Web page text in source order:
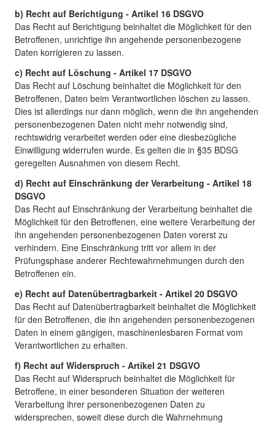
b) Recht auf Berichtigung - Artikel 16 DSGVO
Das Recht auf Berichtigung beinhaltet die Möglichkeit für den
Betroffenen, unrichtige ihn angehende personenbezogene
Daten korrigieren zu lassen.
c) Recht auf Löschung - Artikel 17 DSGVO
Das Recht auf Löschung beinhaltet die Möglichkeit für den
Betroffenen, Daten beim Verantwortlichen löschen zu lassen.
Dies ist allerdings nur dann möglich, wenn die ihn angehenden
personenbezogenen Daten nicht mehr notwendig sind,
rechtswidrig verarbeitet werden oder eine diesbezügliche
Einwilligung widerrufen wurde. Es gelten die in §35 BDSG
geregelten Ausnahmen von diesem Recht.
d) Recht auf Einschränkung der Verarbeitung - Artikel 18
DSGVO
Das Recht auf Einschränkung der Verarbeitung beinhaltet die
Möglichkeit für den Betroffenen, eine weitere Verarbeitung der
ihn angehenden personenbezogenen Daten vorerst zu
verhindern. Eine Einschränkung tritt vor allem in der
Prüfungsphase anderer Rechtewahrnehmungen durch den
Betroffenen ein.
e) Recht auf Datenübertragbarkeit - Artikel 20 DSGVO
Das Recht auf Datenübertragbarkeit beinhaltet die Möglichkeit
für den Betroffenen, die ihn angehenden personenbezogenen
Daten in einem gängigen, maschinenlesbaren Format vom
Verantwortlichen zu erhalten.
f) Recht auf Widerspruch - Artikel 21 DSGVO
Das Recht auf Widerspruch beinhaltet die Möglichkeit für
Betroffene, in einer besonderen Situation der weiteren
Verarbeitung ihrer personenbezogenen Daten zu
widersprechen, soweit diese durch die Wahrnehmung